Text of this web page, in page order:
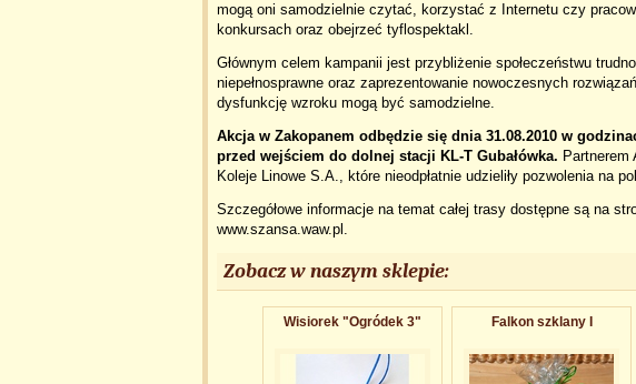
mogą oni samodzielnie czytać, korzystać z Internetu czy
konkursach oraz obejrzeć tyflospektakl.
Głównym celem kampanii jest przybliżenie społeczeństwu
niepełnosprawne oraz zaprezentowanie nowoczesnych
dysfunkcję wzroku mogą być samodzielne.
Akcja w Zakopanem odbędzie się dnia 31.08.2010 w
przed wejściem do dolnej stacji KL-T Gubałówka.
Koleje Linowe S.A., które nieodpłatnie udzieliły pozwolenia na
Szczegółowe informacje na temat całej trasy dostępne są na
www.szansa.waw.pl.
Zobacz w naszym sklepie:
Wisiorek "Ogródek 3" Falkon szklany I